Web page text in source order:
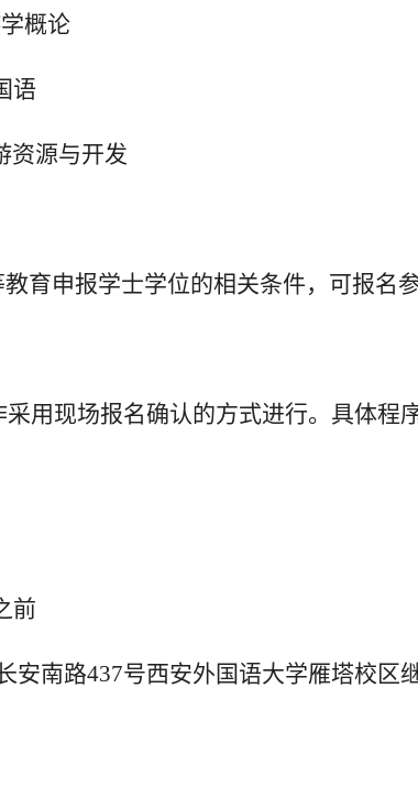
概论
语
资源与开发
育申报学士学位的相关条件， 可报名
用 现场报名确认的方式进行。具体程
前
安南路437号西安外国语大学雁塔校区